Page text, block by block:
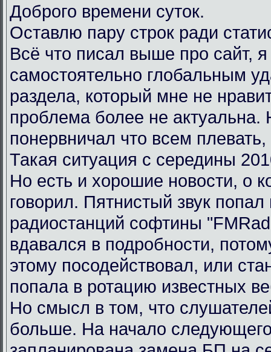
Доброго времени суток.
Оставлю пару строк ради
Всё что писал выше про сайт,
самостоятельно глобальным
раздела, который мне не
проблема более не актуальна.
понервничал что всем
Такая ситуация с середины
Но есть и хорошие новости, о
говорил. Пятнистый звук попал
радиостанций софтины
вдавался в подробности,
этому посодействовал, или
попала в ротацию известных
Но смысл в том, что
больше. На начало